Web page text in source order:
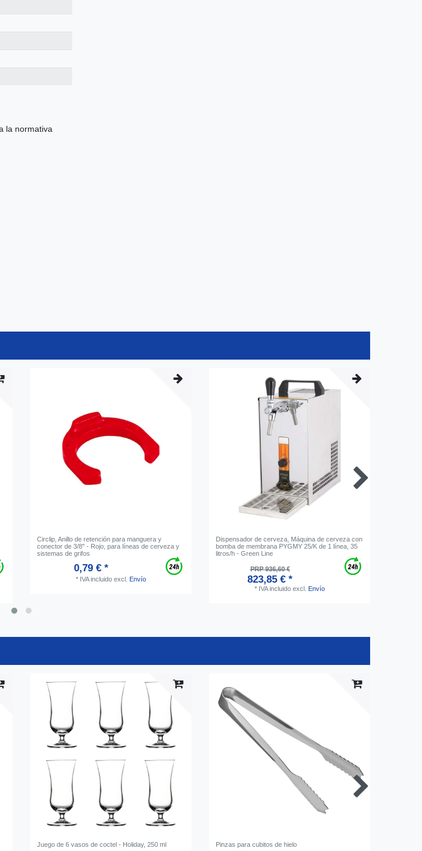
la normativa
Circlip, Anillo de retención para manguera y
conector de 3/8" - Rojo, para líneas de cerveza y
sistemas de grifos
0,79 € *
* IVA incluido excl. Envío
Dispensador de cerveza, Máquina de cerveza con
bomba de membrana PYGMY 25/K de 1 línea, 35
litros/h - Green Line
PRP 936,60 €
823,85 € *
* IVA incluido excl. Envío
Juego de 6 vasos de coctel - Holiday, 250 ml Pinzas para cubitos de hielo